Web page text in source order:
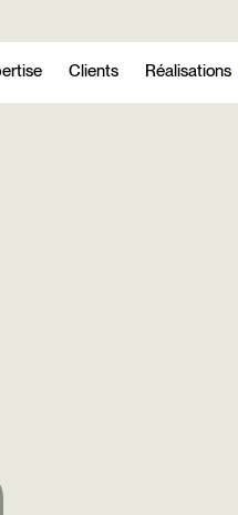
Clients Réalisations